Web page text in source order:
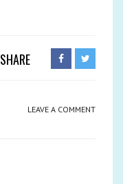
SHARE
LEAVE A COMMENT